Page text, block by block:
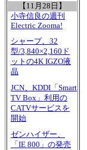
【11月28日】
小寺信良の週刊
Electric Zooma!
シャープ、32
型/3,840×2,160ド
ットの4K IGZO液
晶
JCN、KDDI「Smart
TV Box」利用の
CATVサービスを
開始
ゼンハイザー、
「IE 800」の発売